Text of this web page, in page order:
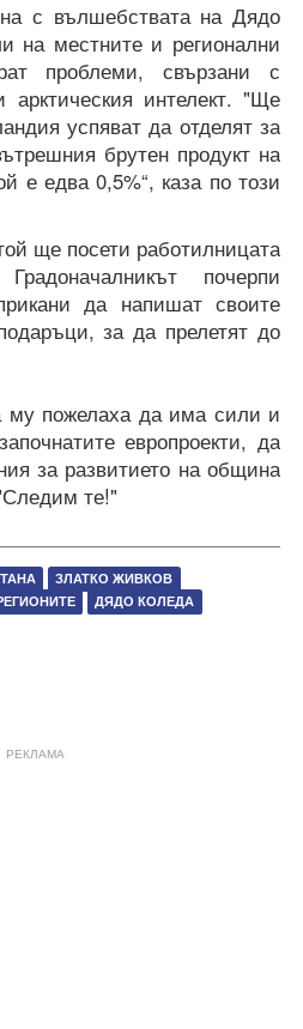
с вълшебствата на Дядо
на местните и регионални
проблеми, свързани с
арктическия интелект. "Ще
успяват да отделят за
брутен продукт на
е едва 0,5%“, каза по този
ще посети работилницата
почерпи
да напишат своите
за да прелетят до
му пожелаха да има сили и
европроекти, да
за развитието на община
те!"
ЗЛАТКО ЖИВКОВ
ДЯДО КОЛЕДА
РЕКЛАМА